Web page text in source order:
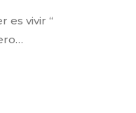
es vivir “